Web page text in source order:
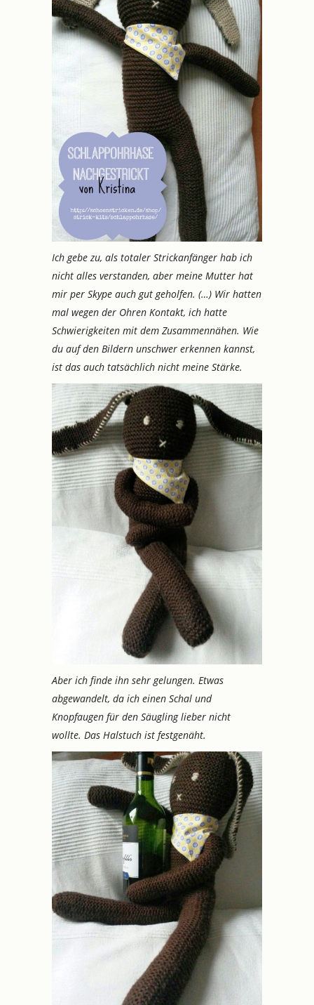
Ich gebe zu, als totaler Strickanfänger hab ich
nicht alles verstanden, aber meine Mutter hat
mir per Skype auch gut geholfen. (…) Wir hatten
mal wegen der Ohren Kontakt, ich hatte
Schwierigkeiten mit dem Zusammennähen. Wie
du auf den Bildern unschwer erkennen kannst,
ist das auch tatsächlich nicht meine Stärke.
Aber ich finde ihn sehr gelungen. Etwas
abgewandelt, da ich einen Schal und
Knopfaugen für den Säugling lieber nicht
wollte. Das Halstuch ist festgenäht.